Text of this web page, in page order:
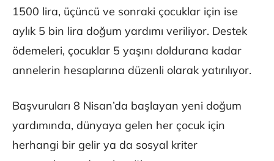
1500 lira, üçüncü ve sonraki çocuklar için ise
aylık 5 bin lira doğum yardımı veriliyor. Destek
ödemeleri, çocuklar 5 yaşını doldurana kadar
annelerin hesaplarına düzenli olarak yatırılıyor.
Başvuruları 8 Nisan’da başlayan yeni doğum
yardımında, dünyaya gelen her çocuk için
herhangi bir gelir ya da sosyal kriter